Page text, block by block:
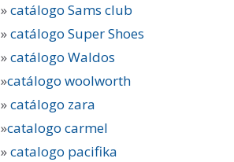
»catálogo Sams club
»catálogo Super Shoes
»catálogo Waldos
»catálogo woolworth
»catálogo zara
»catalogo carmel
»catalogo pacifika